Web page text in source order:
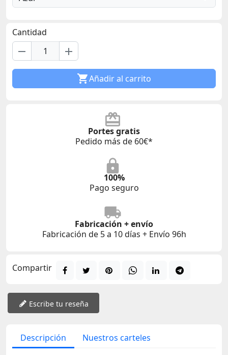
Cantidad
remove add
Añadir al carrito
Portes gratis
Pedido más de 60€*
100%
Pago seguro
Fabricación + envío
Fabricación de 5 a 10 días + Envío 96h
Compartir
Escribe tu reseña
Descripción Nuestros carteles